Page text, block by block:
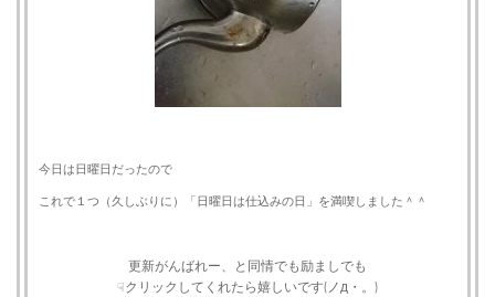
今日は日曜日だったので
これで１つ（久しぶりに）「日曜日は仕込みの日」を満喫しました＾＾
更新がんばれー、と同情でも励ましでも
☟ クリックしてくれたら嬉しいです(ノд・。)